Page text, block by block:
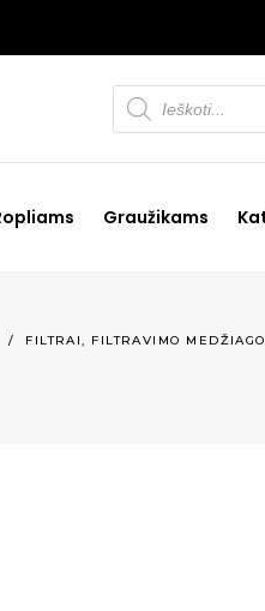
Products
search
Graužikams
/ FILTRAI, FILTRAVIMO